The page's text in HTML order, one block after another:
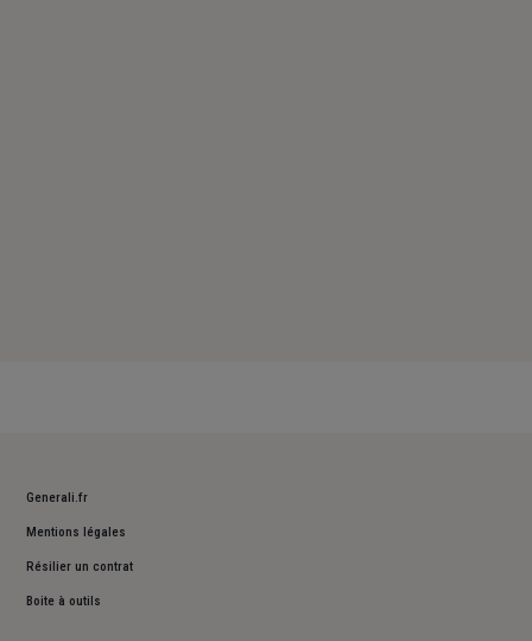
Generali.fr
Mentions légales
Résilier un contrat
Boite à outils